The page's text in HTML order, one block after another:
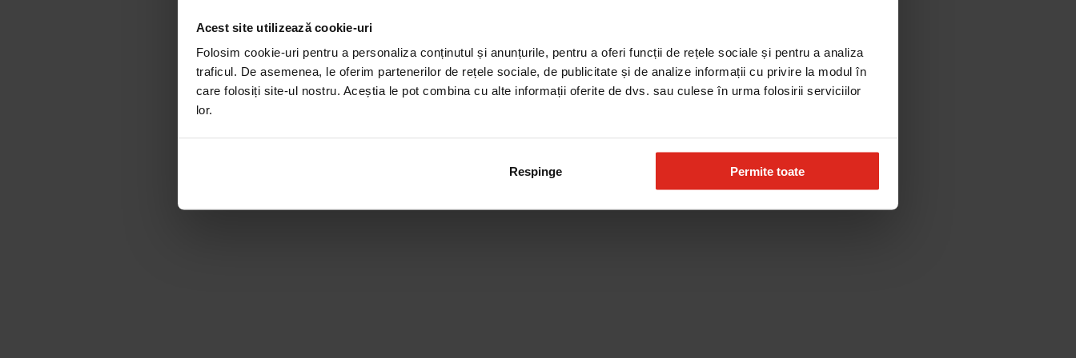
Acest site utilizează cookie-uri
Folosim cookie-uri pentru a personaliza conținutul și anunțurile, pentru a oferi funcții de rețele sociale și pentru a analiza
traficul. De asemenea, le oferim partenerilor de rețele sociale, de publicitate și de analize informații cu privire la modul în
care folosiți site-ul nostru. Aceștia le pot combina cu alte informații oferite de dvs. sau culese în urma folosirii serviciilor
lor.
Respinge Permite toate